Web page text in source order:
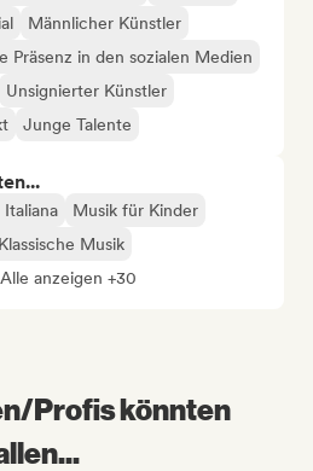
Männlicher Künstler
Präsenz in den sozialen Medien
Unsignierter Künstler
Junge Talente
Italiana
Musik für Kinder
Klassische Musik
Alle anzeigen +30
Profis könnten